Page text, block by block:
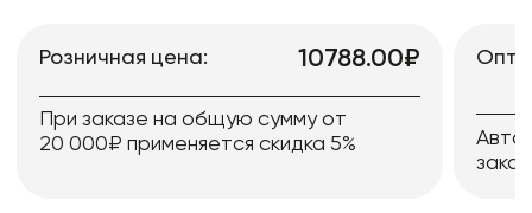
Розничная цена: 10788.00₽
При заказе на общую сумму от
20 000₽ применяется скидка 5%